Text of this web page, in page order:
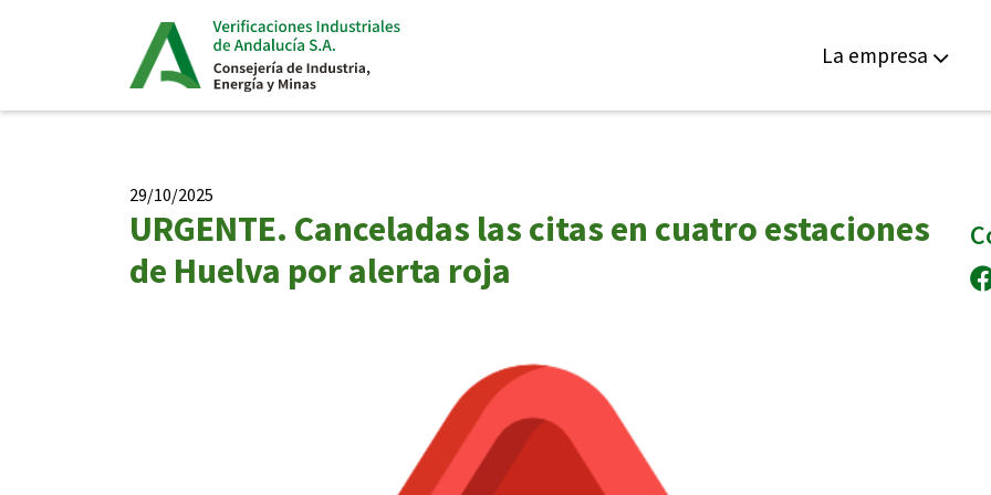
La empresa
29/10/2025
URGENTE. Canceladas las citas en cuatro estaciones
de Huelva por alerta roja